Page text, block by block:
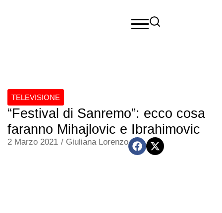
TELEVISIONE
“Festival di Sanremo”: ecco cosa
faranno Mihajlovic e Ibrahimovic
2 Marzo 2021 / Giuliana Lorenzo